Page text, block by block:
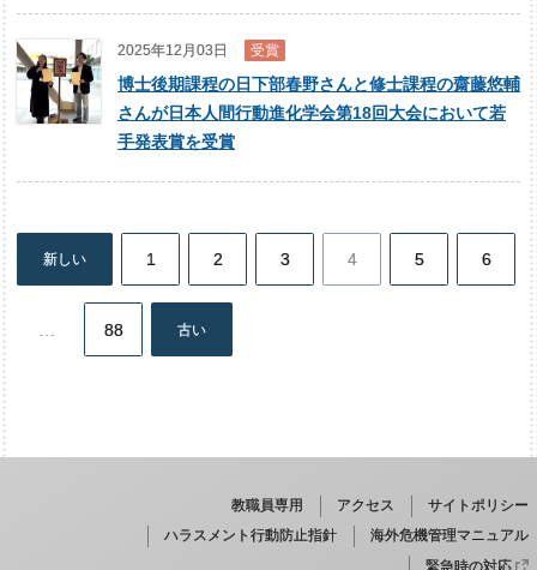
2025年12月03日 受賞
博士後期課程の日下部春野さんと修士課程の齋藤悠輔
さんが日本人間行動進化学会第18回大会において若
手発表賞を受賞
新しい 1 2 3 4 5 6
88 古い
教職員専用 アクセス
サイトポリシー
ハラスメント行動防止指針
海外危機管理マニュアル
緊急時の対応